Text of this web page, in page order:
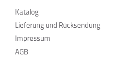
Katalog
Lieferung und Rücksendung
Impressum
AGB